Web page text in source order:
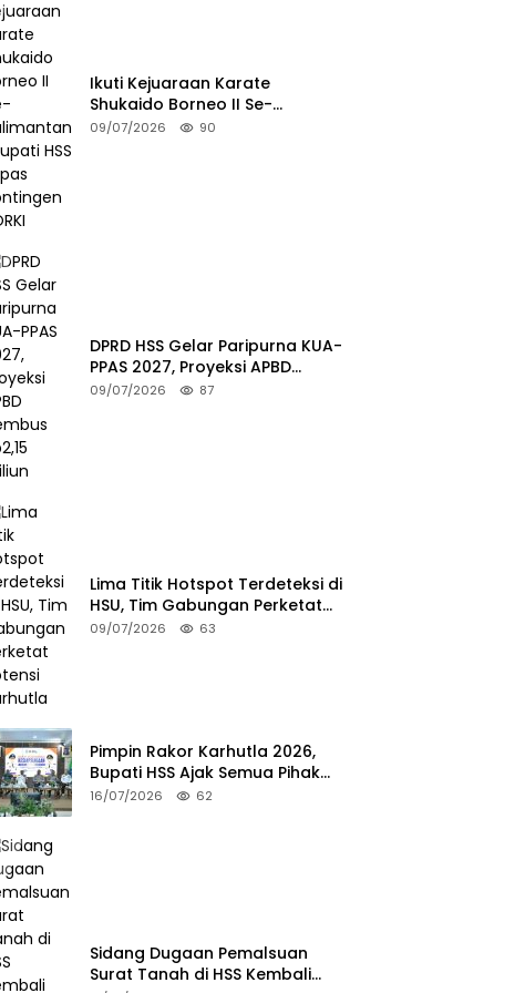
Ikuti Kejuaraan Karate
Shukaido Borneo II Se-
Kalimantan, Bupati HSS Lepas
09/07/2026 90
DPRD HSS Gelar Paripurna KUA-
PPAS 2027, Proyeksi APBD
Tembus Rp2,15 Triliun
09/07/2026 87
Lima Titik Hotspot Terdeteksi di
HSU, Tim Gabungan Perketat
Potensi Karhutla
09/07/2026 63
Pimpin Rakor Karhutla 2026,
Bupati HSS Ajak Semua Pihak
Perkuat Mitigasi
16/07/2026 62
Sidang Dugaan Pemalsuan
Surat Tanah di HSS Kembali